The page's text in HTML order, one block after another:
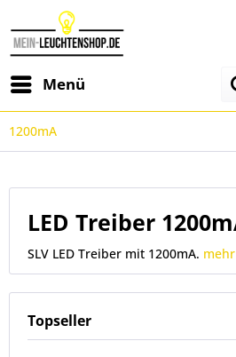
Menü
1200mA
LED Treiber
SLV LED Treiber mit 1200mA.
Topseller